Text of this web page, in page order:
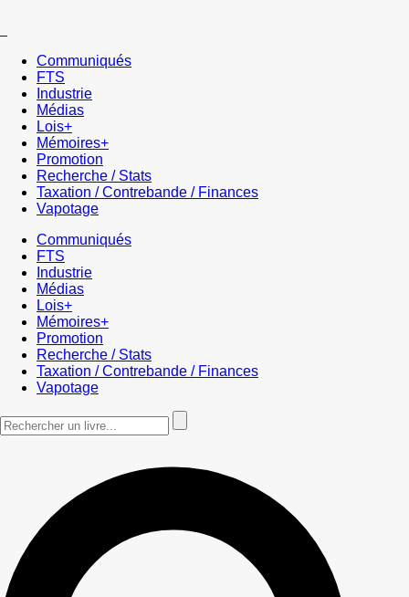
Communiqués
FTS
Industrie
Médias
Lois+
Mémoires+
Promotion
Recherche / Stats
Taxation / Contrebande / Finances
Vapotage
Communiqués
FTS
Industrie
Médias
Lois+
Mémoires+
Promotion
Recherche / Stats
Taxation / Contrebande / Finances
Vapotage